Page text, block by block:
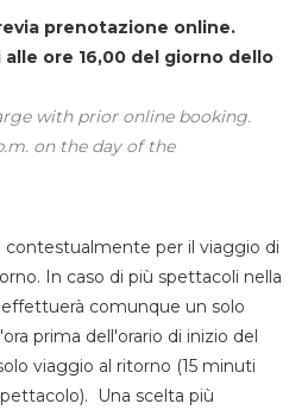
prenotazione online.
ore 16,00 del giorno dello
with prior online booking.
on the day of the
contestualmente per il viaggio di
In caso di più spettacoli nella
comunque un solo
prima dell'orario di inizio del
viaggio al ritorno (15 minuti
Una scelta più